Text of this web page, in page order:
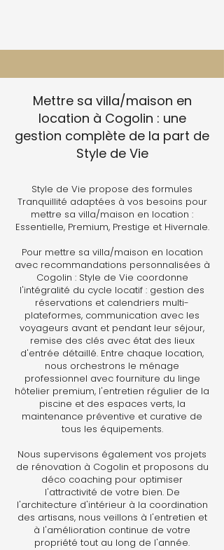
Mettre sa villa/maison en
location à Cogolin : une
gestion complète de la part de
Style de Vie
Style de Vie propose des formules
Tranquillité adaptées à vos besoins pour
mettre sa villa/maison en location :
Essentielle, Premium, Prestige et Hivernale.
Pour mettre sa villa/maison en location
avec recommandations personnalisées à
Cogolin : Style de Vie coordonne
l'intégralité du cycle locatif : gestion des
réservations et calendriers multi-
plateformes, communication avec les
voyageurs avant et pendant leur séjour,
remise des clés avec état des lieux
d'entrée détaillé. Entre chaque location,
nous orchestrons le ménage
professionnel avec fourniture du linge
hôtelier premium, l'entretien régulier de la
piscine et des espaces verts, la
maintenance préventive et curative de
tous les équipements.
Nous supervisons également vos projets
de rénovation à Cogolin et proposons du
déco coaching pour optimiser
l'attractivité de votre bien. De
l'architecture d'intérieur à la coordination
des artisans, nous veillons à l'entretien et
à l'amélioration continue de votre
propriété tout au long de l'année.